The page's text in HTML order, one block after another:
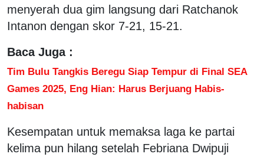
menyerah dua gim langsung dari Ratchanok
Intanon dengan skor 7-21, 15-21.
Baca Juga :
Tim Bulu Tangkis Beregu Siap Tempur di Final SEA
Games 2025, Eng Hian: Harus Berjuang Habis-
habisan
Kesempatan untuk memaksa laga ke partai
kelima pun hilang setelah Febriana Dwipuji